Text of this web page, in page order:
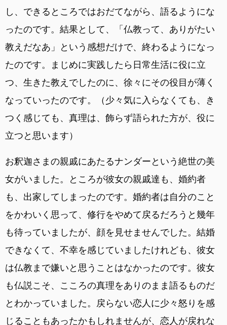
し、できるところではおだてながら、語るようにな
ったのです。結果として、「仏教って、ありがたい
教えだなあ」という感想だけで、終わるようになっ
たのです。まじめに実践したら日常生活に役に立
つ、生きた教えでしたのに、徐々にその役目が薄く
なっていったのです。（少々気に入らなくても、き
つく感じても、真理は、飾らず語られた方が、役に
立つと思います）
お釈迦さまの親戚にあたるナンダーという絶世の美
女がいました。ところが彼女の親戚達も、婚約者
も、出家してしまったのです。婚約者は自分のこと
をかわいく思って、修行をやめて戻るだろうと幾年
も待っていましたが、顔を見せませんでした。結婚
できなくて、不幸を感じていましたけれども、彼女
は仏教まで嫌いと思うことはなかったのです。彼女
も仏説こそ、こころの真理をありのまま語るものだ
とわかっていました。戻らない恋人に少々怒りを感
じることもあったかもしれませんが、恋人が戻れな